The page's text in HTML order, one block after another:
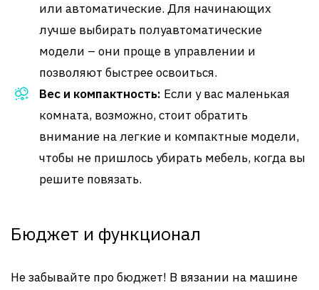
или автоматические. Для начинающих
лучше выбирать полуавтоматические
модели – они проще в управлении и
позволяют быстрее освоиться.
Вес и компактность: Если у вас маленькая
комната, возможно, стоит обратить
внимание на легкие и компактные модели,
чтобы не пришлось убирать мебель, когда вы
решите повязать.
Бюджет и функционал
Не забывайте про бюджет! В вязании на машине